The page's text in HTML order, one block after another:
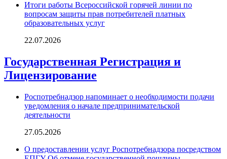
Итоги работы Всероссийской горячей линии по
вопросам защиты прав потребителей платных
образовательных услуг
22.07.2026
Государственная Регистрация и
Лицензирование
Роспотребнадзор напоминает о необходимости подачи
уведомления о начале предпринимательской
деятельности
27.05.2026
О предоставлении услуг Роспотребнадзора посредством